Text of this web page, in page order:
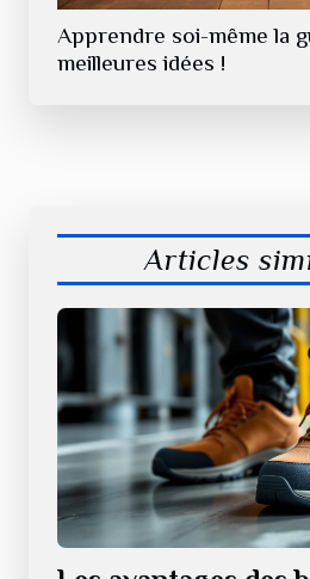
Apprendre soi-même la
meilleures idées !
Articles